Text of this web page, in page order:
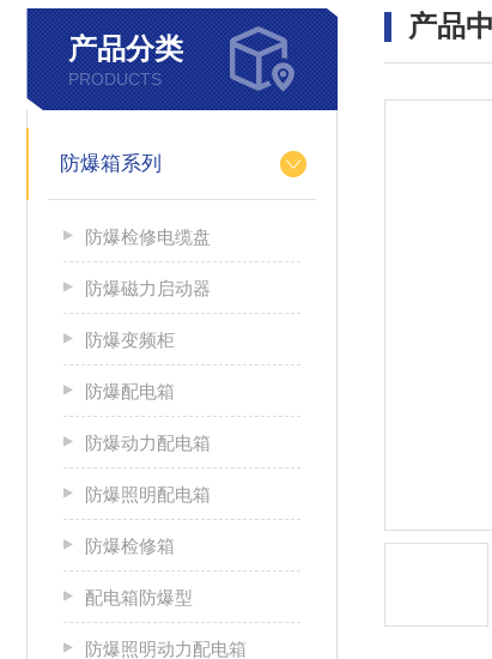
产品分类
PRODUCTS
防爆箱系列
防爆检修电缆盘
防爆磁力启动器
防爆变频柜
防爆配电箱
防爆动力配电箱
防爆照明配电箱
防爆检修箱
配电箱防爆型
防爆照明动力配电箱
产品